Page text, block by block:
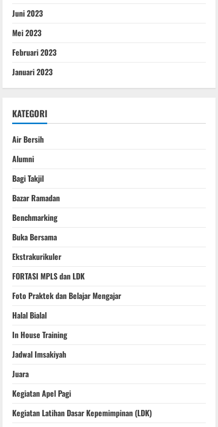
Juni 2023
Mei 2023
Februari 2023
Januari 2023
KATEGORI
Air Bersih
Alumni
Bagi Takjil
Bazar Ramadan
Benchmarking
Buka Bersama
Ekstrakurikuler
FORTASI MPLS dan LDK
Foto Praktek dan Belajar Mengajar
Halal Bialal
In House Training
Jadwal Imsakiyah
Juara
Kegiatan Apel Pagi
Kegiatan Latihan Dasar Kepemimpinan (LDK)